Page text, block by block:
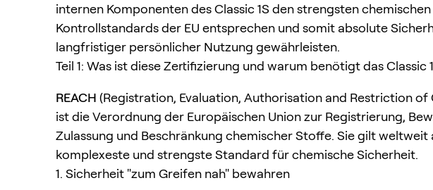
internen Komponenten des Classic 1S den strengsten chemischen
Kontrollstandards der EU entsprechen und somit absolute
langfristiger persönlicher Nutzung gewährleisten.
Teil 1: Was ist diese Zertifizierung und warum benötigt das Classic
REACH (Registration, Evaluation, Authorisation and Restriction of
ist die Verordnung der Europäischen Union zur Registrierung,
Zulassung und Beschränkung chemischer Stoffe. Sie gilt weltweit
komplexeste und strengste Standard für chemische Sicherheit.
1. Sicherheit "zum Greifen nah" bewahren